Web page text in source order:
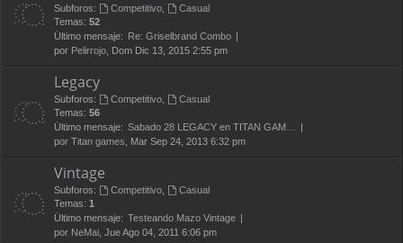
Subforos:
Competitivo,
Casual
Temas: 52
Último mensaje:
Re: Griselbrand Combo
por Pelirrojo, Dom Dic 13, 2015 2:55 pm
Legacy
Subforos: Competitivo,
Casual
Temas: 56
Último mensaje: Sabado 28 LEGACY en TITAN GAM…
por Titan games, Mar Sep 24, 2013 6:32 pm
Vintage
Subforos: Competitivo,
Casual
Temas: 1
Último mensaje: Testeando Mazo Vintage
por NeMai, Jue Ago 04, 2011 6:06 pm